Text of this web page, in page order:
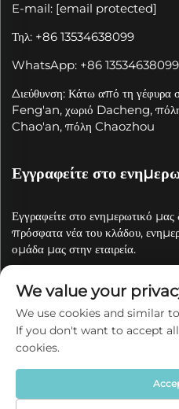
E-mail: [email protected]
Τηλ: +86 13534638099
WhatsApp: +86 13534638099
Διεύθυνση: Κάτω από τη γέφυρα
Feng'an, χωριό Dacheng,
Chao'an, πόλη Chaozhou
Εγγραφείτε στο
Εγγραφείτε στο ενημερωτικό μας
πρόσφατα νέα του κλάδου,
ομάδα μας στην εταιρεία.
Πνευματικά δικαιώματα ©
Ceramics Co., Ltd.
Πολιτική
We value your
We use cookies and similar
If you don't want to accept
cookies.